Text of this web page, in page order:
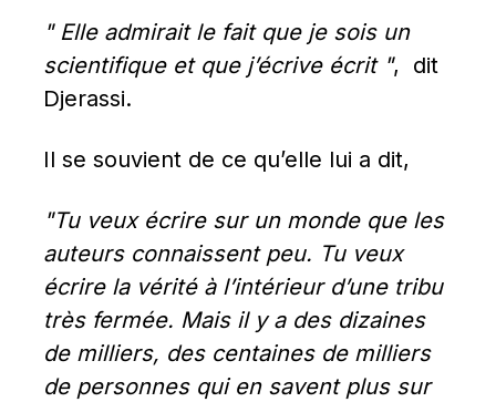
" Elle admirait le fait que je sois un
scientifique et que j’écrive écrit ",  dit
Djerassi.
Il se souvient de ce qu’elle lui a dit,
"Tu veux écrire sur un monde que les
auteurs connaissent peu. Tu veux
écrire la vérité à l’intérieur d’une tribu
très fermée. Mais il y a des dizaines
de milliers, des centaines de milliers
de personnes qui en savent plus sur